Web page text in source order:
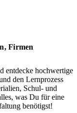
Firmen
entdecke hochwertige
den Lernprozess
Schul- und
was Du für eine
benötigst!